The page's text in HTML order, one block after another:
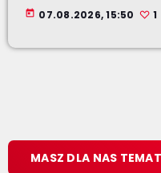
today 07.08.2026, 15:50 1
MASZ DLA NAS